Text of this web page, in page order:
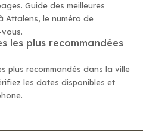
Guide des meilleures
Attalens, le numéro de
les plus recommandées
plus recommandés dans la ville
les dates disponibles et